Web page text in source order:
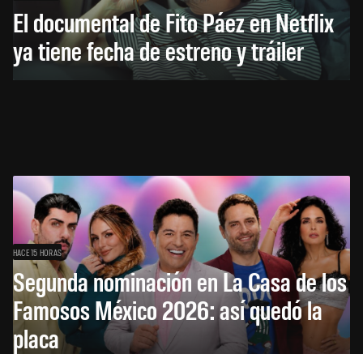
El documental de Fito Páez en Netflix
ya tiene fecha de estreno y tráiler
HACE 15 HORAS
Segunda nominación en La Casa de los
Famosos México 2026: así quedó la
placa